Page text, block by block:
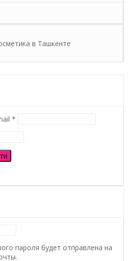
в Ташкенте
*
пароля будет отправлена ​​на